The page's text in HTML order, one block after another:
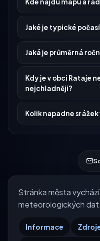
Kde najdu mapu a
Jaké je typické
Jaká je průměrná
Kdy je v obci Rataje
nejchladněji?
Kolik napadne
Stránka města
meteorologických dat.
Informace